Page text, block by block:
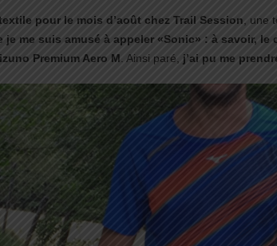
pour le mois d’août chez Trail Session, une
je me suis amusé à appeler «Sonic» : à savoir, le
Premium Aero M. Ainsi paré, j’ai pu me